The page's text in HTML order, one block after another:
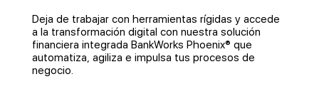
Deja de trabajar con herramientas rígidas y accede
a la transformación digital con nuestra solución
financiera integrada ​BankWorks Phoenix® que
automatiza, agiliza e impulsa tus procesos de
negocio.​